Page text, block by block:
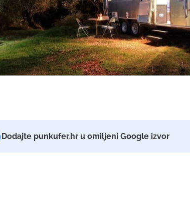
Dodajte punkufer.hr u omiljeni Google izvor